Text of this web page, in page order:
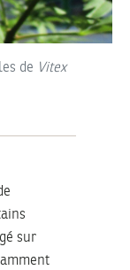
de Vitex
sur